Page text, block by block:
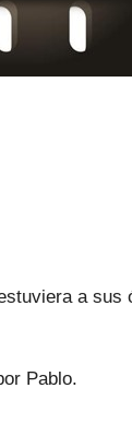
a sus
Pablo.